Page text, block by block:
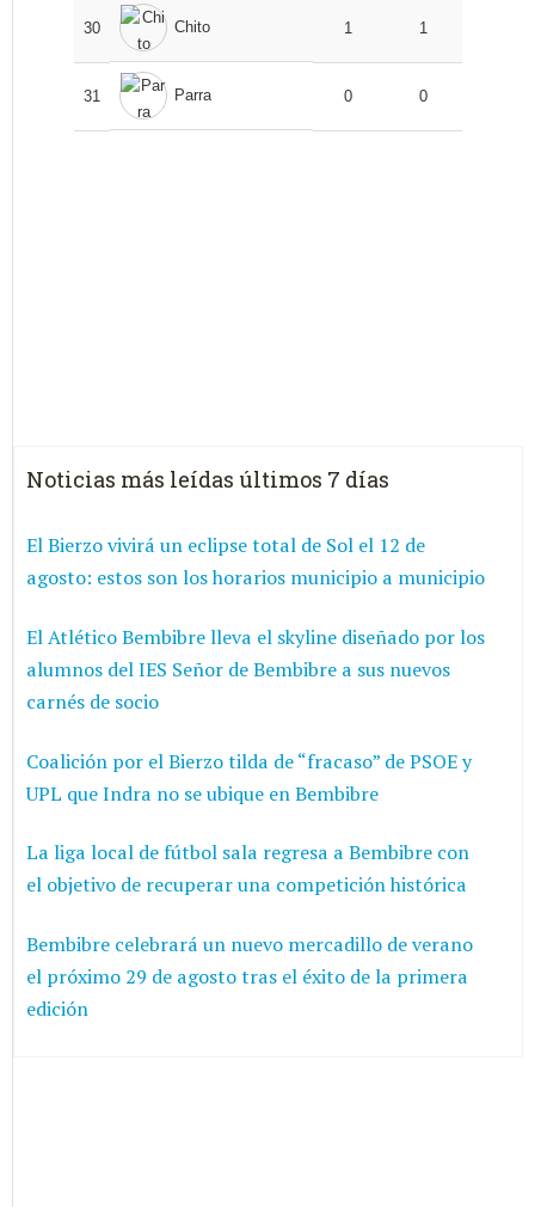
30 Chito 1 1
31 Parra 0 0
Noticias más leídas últimos 7 días
El Bierzo vivirá un eclipse total de Sol el 12 de
agosto: estos son los horarios municipio a municipio
El Atlético Bembibre lleva el skyline diseñado por los
alumnos del IES Señor de Bembibre a sus nuevos
carnés de socio
Coalición por el Bierzo tilda de “fracaso” de PSOE y
UPL que Indra no se ubique en Bembibre
La liga local de fútbol sala regresa a Bembibre con
el objetivo de recuperar una competición histórica
Bembibre celebrará un nuevo mercadillo de verano
el próximo 29 de agosto tras el éxito de la primera
edición